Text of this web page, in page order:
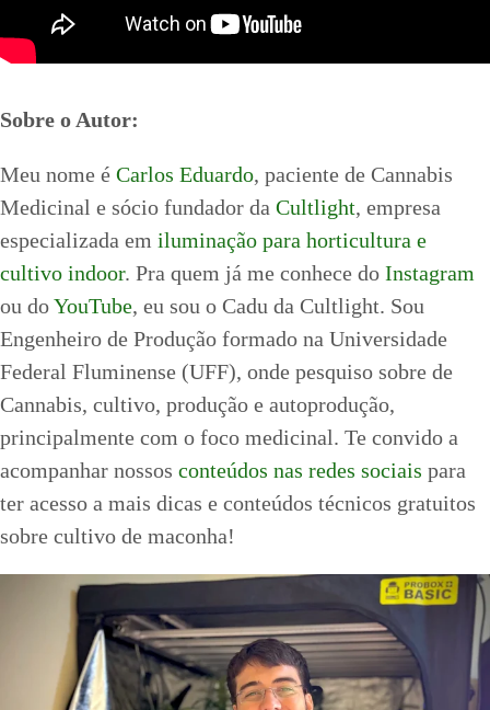
Sobre o Autor:
Meu nome é Carlos Eduardo, paciente de Cannabis
Medicinal e sócio fundador da Cultlight, empresa
especializada em iluminação para horticultura e
cultivo indoor. Pra quem já me conhece do Instagram
ou doYouTube, eu sou o Cadu da Cultlight. Sou
Engenheiro de Produção formado na Universidade
Federal Fluminense (UFF), onde pesquiso sobre de
Cannabis, cultivo, produção e autoprodução,
principalmente com o foco medicinal. Te convido a
acompanhar nossos conteúdos nas redes sociais para
ter acesso a mais dicas e conteúdos técnicos gratuitos
sobre cultivo de maconha!